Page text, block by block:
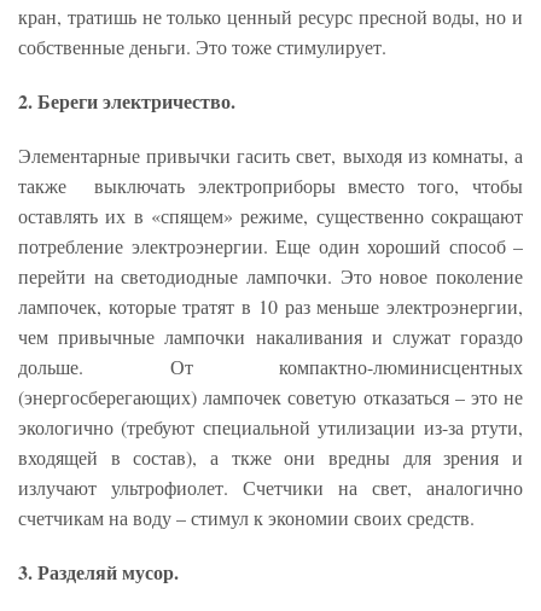
кран, тратишь не только ценный ресурс пресной воды, но и
собственные деньги. Это тоже стимулирует.
2. Береги электричество.
Элементарные привычки гасить свет, выходя из комнаты, а
также выключать электроприборы вместо того, чтобы
оставлять их в «спящем» режиме, существенно сокращают
потребление электроэнергии. Еще один хороший способ –
перейти на светодиодные лампочки. Это новое поколение
лампочек, которые тратят в 10 раз меньше электроэнергии,
чем привычные лампочки накаливания и служат гораздо
дольше. От компактно-люминисцентных
(энергосберегающих) лампочек советую отказаться – это не
экологично (требуют специальной утилизации из-за ртути,
входящей в состав), а ткже они вредны для зрения и
излучают ультрофиолет. Счетчики на свет, аналогично
счетчикам на воду – стимул к экономии своих средств.
3. Разделяй мусор.